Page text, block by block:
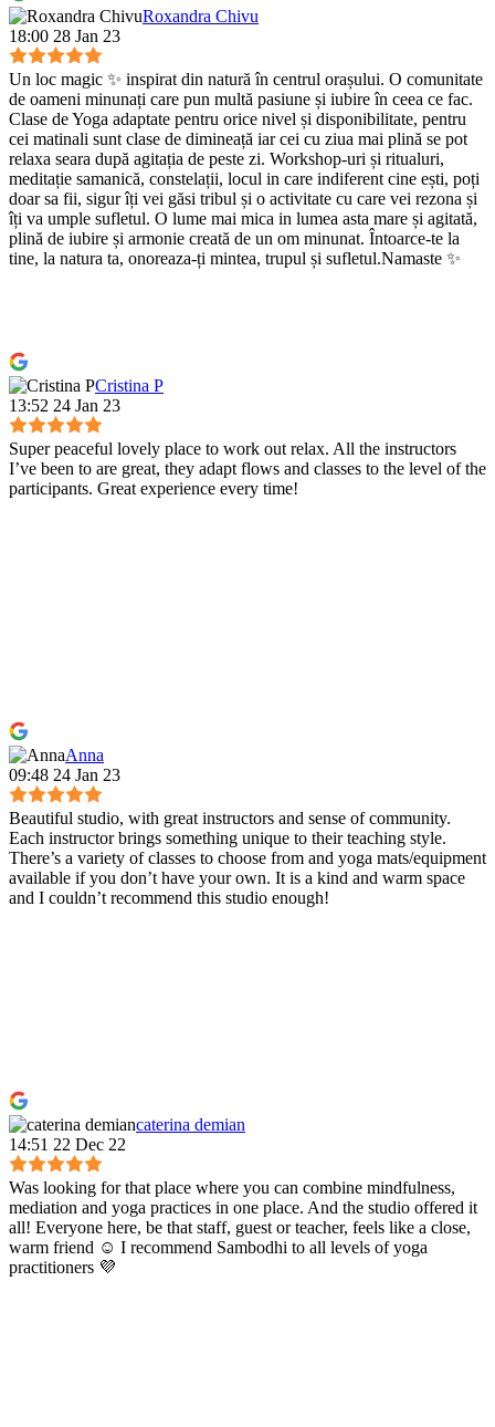
Roxandra Chivu
18:00 28 Jan 23
Un loc magic ✨ inspirat din natură în centrul orașului. O comunitate
de oameni minunați care pun multă pasiune și iubire în ceea ce fac.
Clase de Yoga adaptate pentru orice nivel și disponibilitate, pentru
cei matinali sunt clase de dimineață iar cei cu ziua mai plină se pot
relaxa seara după agitația de peste zi. Workshop-uri și ritualuri,
meditație samanică, constelații, locul in care indiferent cine ești, poți
doar sa fii, sigur îți vei găsi tribul și o activitate cu care vei rezona și
îți va umple sufletul. O lume mai mica in lumea asta mare și agitată,
plină de iubire și armonie creată de un om minunat. Întoarce-te la
tine, la natura ta, onoreaza-ți mintea, trupul și sufletul.Namaste ✨
Cristina P
13:52 24 Jan 23
Super peaceful lovely place to work out relax. All the instructors
I’ve been to are great, they adapt flows and classes to the level of the
participants. Great experience every time!
Anna
09:48 24 Jan 23
Beautiful studio, with great instructors and sense of community.
Each instructor brings something unique to their teaching style.
There’s a variety of classes to choose from and yoga mats/equipment
available if you don’t have your own. It is a kind and warm space
and I couldn’t recommend this studio enough!
caterina demian
14:51 22 Dec 22
Was looking for that place where you can combine mindfulness,
mediation and yoga practices in one place. And the studio offered it
all! Everyone here, be that staff, guest or teacher, feels like a close,
warm friend ☺️ I recommend Sambodhi to all levels of yoga
practitioners 💜